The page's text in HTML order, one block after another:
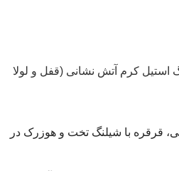
استیل کرم آتش نشانی (قفل و لولا
قرقره با شیلنگ تخت و هوزرک در